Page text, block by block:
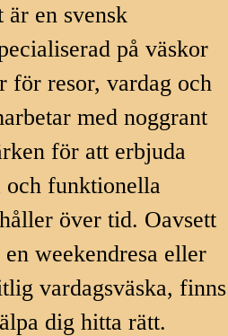
en svensk
på väskor
för resor, vardag och
med noggrant
för att erbjuda
och funktionella
över tid. Oavsett
weekendresa eller
vardagsväska, finns
dig hitta rätt.